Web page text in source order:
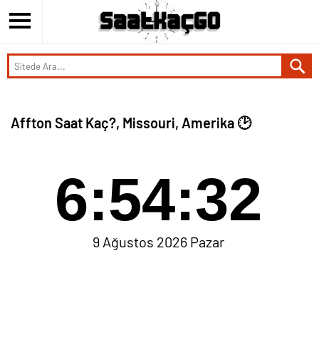
Affton Saat Kaç?, Missouri, Amerika 🕑
6:54:32
9 Ağustos 2026 Pazar